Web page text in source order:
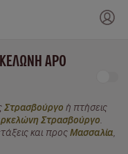
APO
Στρασβούργο ή πτήσεις
Στρασβούργο
και προς Μασσαλία